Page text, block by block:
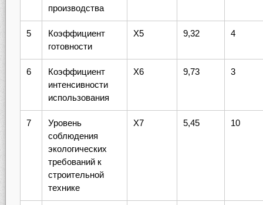
производства
5
Коэффициент
готовности
X5 9,32 4
6
Коэффициент
интенсивности
использования
X6 9,73 3
7
Уровень
соблюдения
экологических
требований к
строительной
технике
X7 5,45 10